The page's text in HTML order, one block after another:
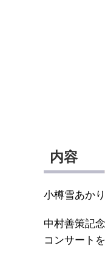
内容
小樽雪あか
中村善策記
コンサート